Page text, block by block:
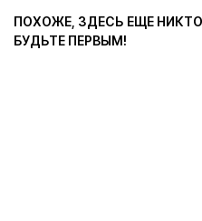
ПОХОЖЕ, ЗДЕСЬ ЕЩЕ
БУДЬТЕ ПЕРВЫМ!